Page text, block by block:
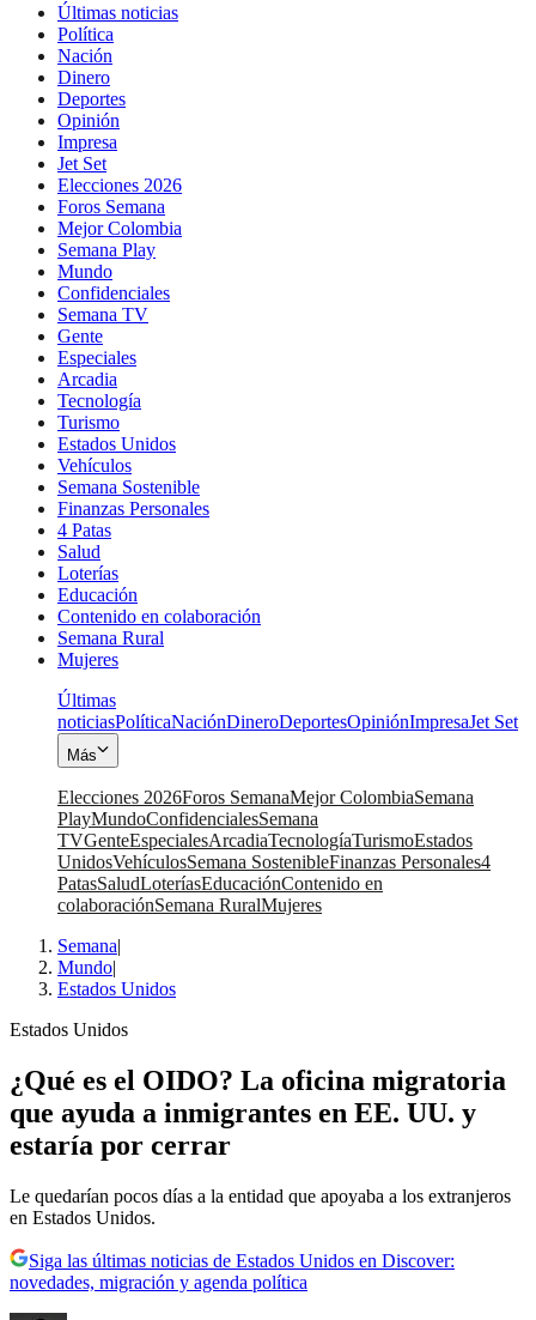
Últimas noticias
Política
Nación
Dinero
Deportes
Opinión
Impresa
Jet Set
Elecciones 2026
Foros Semana
Mejor Colombia
Semana Play
Mundo
Confidenciales
Semana TV
Gente
Especiales
Arcadia
Tecnología
Turismo
Estados Unidos
Vehículos
Semana Sostenible
Finanzas Personales
4 Patas
Salud
Loterías
Educación
Contenido en colaboración
Semana Rural
Mujeres
Últimas
noticiasPolíticaNaciónDineroDeportesOpiniónImpresaJet Set
Más
Elecciones 2026Foros SemanaMejor ColombiaSemana
PlayMundoConfidencialesSemana
TVGenteEspecialesArcadiaTecnologíaTurismoEstados
UnidosVehículosSemana SostenibleFinanzas Personales4
PatasSaludLoteríasEducaciónContenido en
colaboraciónSemana RuralMujeres
Semana|
Mundo|
Estados Unidos
Estados Unidos
¿Qué es el OIDO? La oficina migratoria
que ayuda a inmigrantes en EE. UU. y
estaría por cerrar
Le quedarían pocos días a la entidad que apoyaba a los extranjeros
en Estados Unidos.
Siga las últimas noticias de Estados Unidos en Discover:
novedades, migración y agenda política